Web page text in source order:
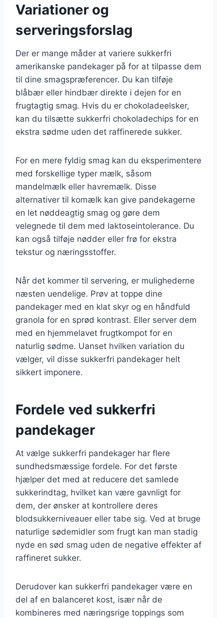
Variationer og
serveringsforslag
Der er mange måder at variere sukkerfri
amerikanske pandekager på for at tilpasse dem
til dine smagspræferencer. Du kan tilføje
blåbær eller hindbær direkte i dejen for en
frugtagtig smag. Hvis du er chokoladeelsker,
kan du tilsætte sukkerfri chokoladechips for en
ekstra sødme uden det raffinerede sukker.
For en mere fyldig smag kan du eksperimentere
med forskellige typer mælk, såsom
mandelmælk eller havremælk. Disse
alternativer til komælk kan give pandekagerne
en let nøddeagtig smag og gøre dem
velegnede til dem med laktoseintolerance. Du
kan også tilføje nødder eller frø for ekstra
tekstur og næringsstoffer.
Når det kommer til servering, er mulighederne
næsten uendelige. Prøv at toppe dine
pandekager med en klat skyr og en håndfuld
granola for en sprød kontrast. Eller server dem
med en hjemmelavet frugtkompot for en
naturlig sødme. Uanset hvilken variation du
vælger, vil disse sukkerfri pandekager helt
sikkert imponere.
Fordele ved sukkerfri
pandekager
At vælge sukkerfri pandekager har flere
sundhedsmæssige fordele. For det første
hjælper det med at reducere det samlede
sukkerindtag, hvilket kan være gavnligt for
dem, der ønsker at kontrollere deres
blodsukkerniveauer eller tabe sig. Ved at bruge
naturlige sødemidler som frugt kan man stadig
nyde en sød smag uden de negative effekter af
raffineret sukker.
Derudover kan sukkerfri pandekager være en
del af en balanceret kost, især når de
kombineres med næringsrige toppings som